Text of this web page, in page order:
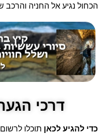
הכחול נגיע אל החניה והרכב
דרכי
כדי להגיע לכאן תוכלו